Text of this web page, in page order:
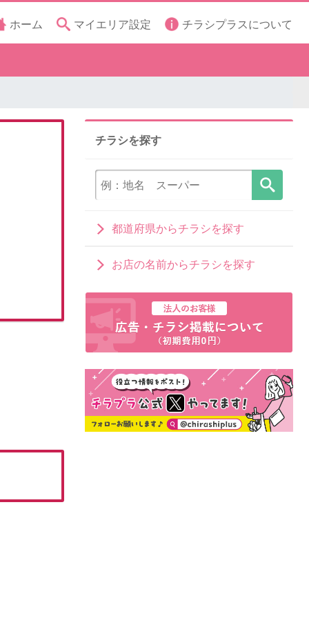
ホーム マイエリア設定 チラシプラスについて
チラシを探す
都道府県からチラシを探す
お店の名前からチラシを探す